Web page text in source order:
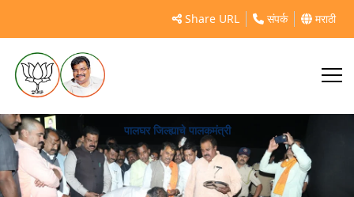
Share URL संपर्क मराठी
पालघर जिल्ह्याचे पालकमंत्री